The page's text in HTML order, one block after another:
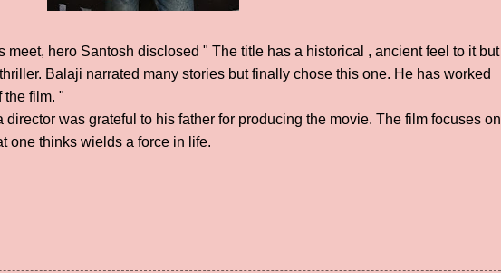
meet, hero Santosh disclosed " The title has a historical , ancient feel to it but
Balaji narrated many stories but finally chose this one. He has worked
the film. "
was grateful to his father for producing the movie. The film focuses on
one thinks wields a force in life.